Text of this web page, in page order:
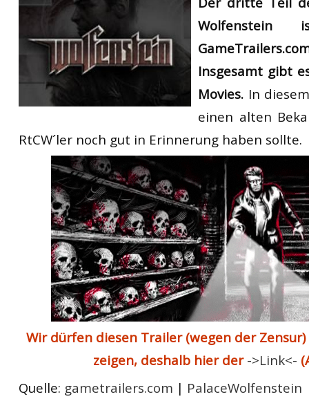
ET:QW Movies
DB Misc
Wolfenstein Movies
ET Scene
ET:QW Scene
General News
Game News
PC Hard + Software
Insgesamt gibt
Movies. In
einen alten
RtCW´ler noch gut in Erinnerung haben sollte.
Wir dürfen diesen Trailer (wegen der
zeigen, deshalb hier der ->Link<-
Quelle: gametrailers.com | PalaceWolfenstein